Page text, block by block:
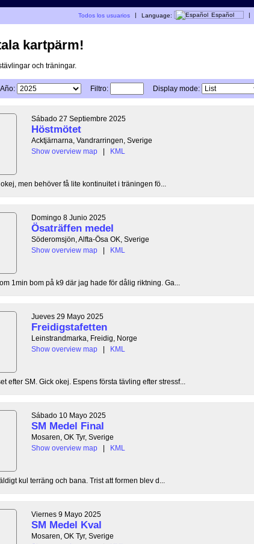
Todos los usuarios | Language: Español |
kartpärm!
och träningar.
Año: Filtro: Display mode:
Sábado 27 Septiembre 2025
Höstmötet
Acktjärnarna, Vandrarringen, Sverige
Show overview map
| KML
men behöver få lite kontinuitet i träningen fö...
Domingo 8 Junio 2025
Ösaträffen medel
Söderomsjön, Alfta-Ösa OK, Sverige
Show overview map
| KML
1min bom på k9 där jag hade för dålig riktning. Ga...
Jueves 29 Mayo 2025
Freidigstafetten
Leinstrandmarka, Freidig, Norge
Show overview map
| KML
SM. Gick okej. Espens första tävling efter stressf...
Sábado 10 Mayo 2025
SM Medel Final
Mosaren, OK Tyr, Sverige
Show overview map
| KML
kul terräng och bana. Trist att formen blev d...
Viernes 9 Mayo 2025
SM Medel Kval
Mosaren, OK Tyr, Sverige